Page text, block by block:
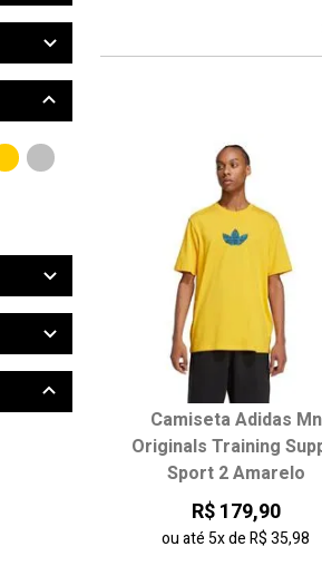
Camiseta Adidas Mn
Originals Training
Sport 2 Amarelo
R$ 179,90
ou até5xdeR$ 35,98